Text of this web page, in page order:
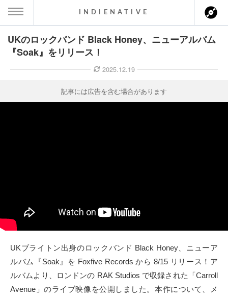
MENU
ト
クト
Twitter
INDIENATIVE
UKのロックバンド Black Honey、ニューアルバム
『Soak』をリリース！
2025.12.19
記事には広告を含む場合があります
UKブライトン出身のロックバンド Black Honey、ニューア
ルバム『Soak』を Foxfive Records から 8/15 リリース！ア
ルバムより、ロンドンの RAK Studios で収録された「Carroll
Avenue」のライブ映像を公開しました。本作について、メ